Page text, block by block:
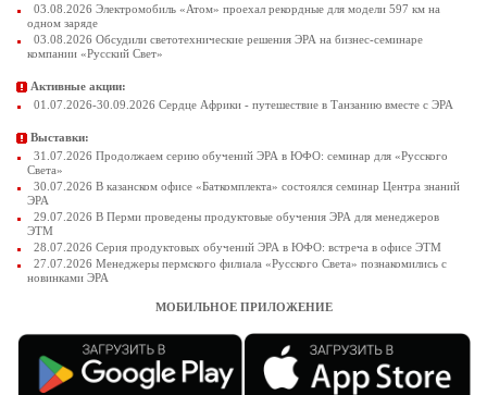
03.08.2026 Электромобиль «Атом» проехал рекордные для модели 597 км на
одном заряде
03.08.2026 Обсудили светотехнические решения ЭРА на бизнес-семинаре
компании «Русский Свет»
Активные акции:
01.07.2026-30.09.2026 Сердце Африки - путешествие в Танзанию вместе с ЭРА
Выставки:
31.07.2026 Продолжаем серию обучений ЭРА в ЮФО: семинар для «Русского
Света»
30.07.2026 В казанском офисе «Баткомплекта» состоялся семинар Центра знаний
ЭРА
29.07.2026 В Перми проведены продуктовые обучения ЭРА для менеджеров
ЭТМ
28.07.2026 Серия продуктовых обучений ЭРА в ЮФО: встреча в офисе ЭТМ
27.07.2026 Менеджеры пермского филиала «Русского Света» познакомились с
новинками ЭРА
МОБИЛЬНОЕ ПРИЛОЖЕНИЕ